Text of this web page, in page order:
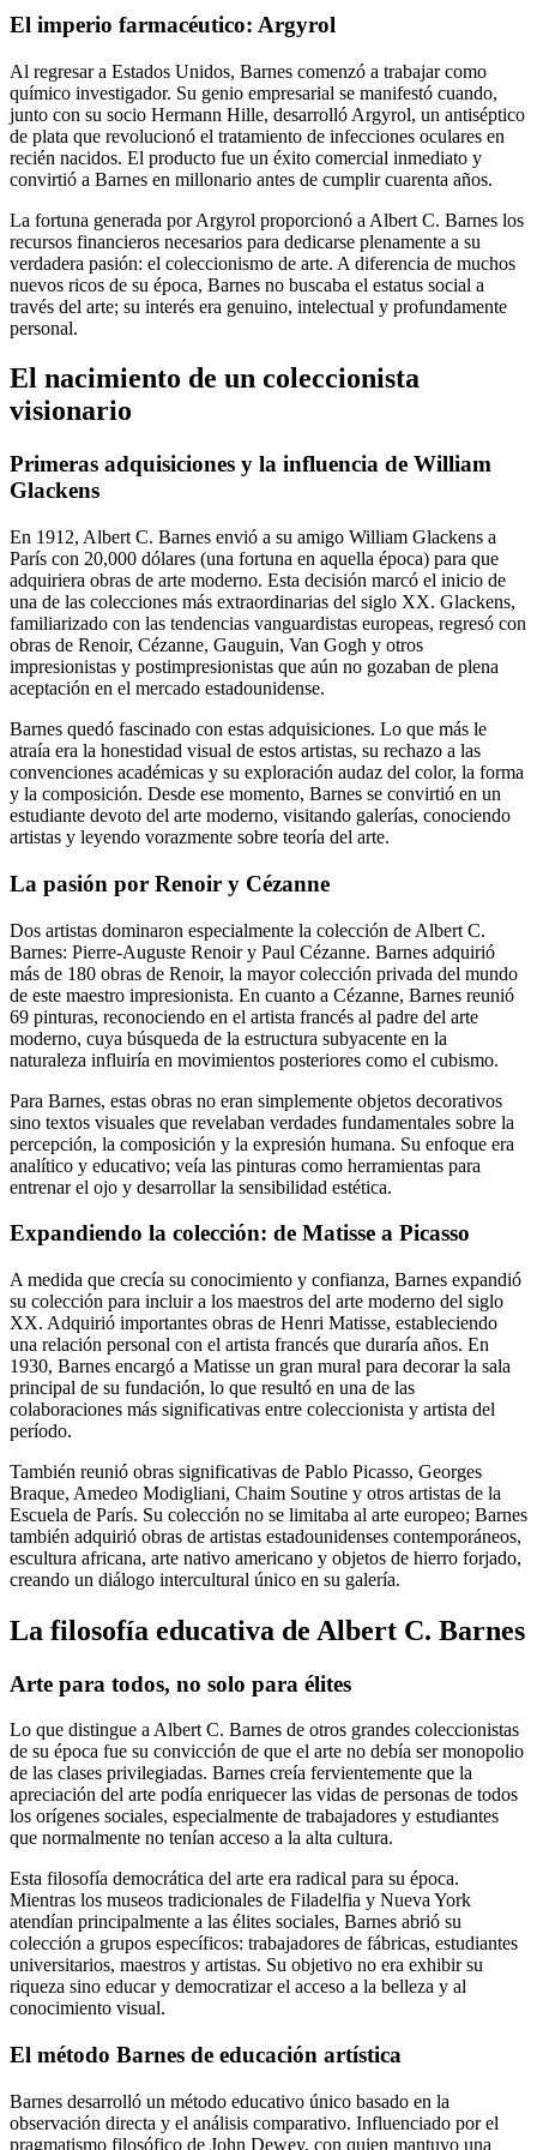
El imperio farmacéutico: Argyrol
Al regresar a Estados Unidos, Barnes comenzó a trabajar como
químico investigador. Su genio empresarial se manifestó cuando,
junto con su socio Hermann Hille, desarrolló Argyrol, un antiséptico
de plata que revolucionó el tratamiento de infecciones oculares en
recién nacidos. El producto fue un éxito comercial inmediato y
convirtió a Barnes en millonario antes de cumplir cuarenta años.
La fortuna generada por Argyrol proporcionó a Albert C. Barnes los
recursos financieros necesarios para dedicarse plenamente a su
verdadera pasión: el coleccionismo de arte. A diferencia de muchos
nuevos ricos de su época, Barnes no buscaba el estatus social a
través del arte; su interés era genuino, intelectual y profundamente
personal.
El nacimiento de un coleccionista
visionario
Primeras adquisiciones y la influencia de William
Glackens
En 1912, Albert C. Barnes envió a su amigo William Glackens a
París con 20,000 dólares (una fortuna en aquella época) para que
adquiriera obras de arte moderno. Esta decisión marcó el inicio de
una de las colecciones más extraordinarias del siglo XX. Glackens,
familiarizado con las tendencias vanguardistas europeas, regresó con
obras de Renoir, Cézanne, Gauguin, Van Gogh y otros
impresionistas y postimpresionistas que aún no gozaban de plena
aceptación en el mercado estadounidense.
Barnes quedó fascinado con estas adquisiciones. Lo que más le
atraía era la honestidad visual de estos artistas, su rechazo a las
convenciones académicas y su exploración audaz del color, la forma
y la composición. Desde ese momento, Barnes se convirtió en un
estudiante devoto del arte moderno, visitando galerías, conociendo
artistas y leyendo vorazmente sobre teoría del arte.
La pasión por Renoir y Cézanne
Dos artistas dominaron especialmente la colección de Albert C.
Barnes: Pierre-Auguste Renoir y Paul Cézanne. Barnes adquirió
más de 180 obras de Renoir, la mayor colección privada del mundo
de este maestro impresionista. En cuanto a Cézanne, Barnes reunió
69 pinturas, reconociendo en el artista francés al padre del arte
moderno, cuya búsqueda de la estructura subyacente en la
naturaleza influiría en movimientos posteriores como el cubismo.
Para Barnes, estas obras no eran simplemente objetos decorativos
sino textos visuales que revelaban verdades fundamentales sobre la
percepción, la composición y la expresión humana. Su enfoque era
analítico y educativo; veía las pinturas como herramientas para
entrenar el ojo y desarrollar la sensibilidad estética.
Expandiendo la colección: de Matisse a Picasso
A medida que crecía su conocimiento y confianza, Barnes expandió
su colección para incluir a los maestros del arte moderno del siglo
XX. Adquirió importantes obras de Henri Matisse, estableciendo
una relación personal con el artista francés que duraría años. En
1930, Barnes encargó a Matisse un gran mural para decorar la sala
principal de su fundación, lo que resultó en una de las
colaboraciones más significativas entre coleccionista y artista del
período.
También reunió obras significativas de Pablo Picasso, Georges
Braque, Amedeo Modigliani, Chaim Soutine y otros artistas de la
Escuela de París. Su colección no se limitaba al arte europeo; Barnes
también adquirió obras de artistas estadounidenses contemporáneos,
escultura africana, arte nativo americano y objetos de hierro forjado,
creando un diálogo intercultural único en su galería.
La filosofía educativa de Albert C. Barnes
Arte para todos, no solo para élites
Lo que distingue a Albert C. Barnes de otros grandes coleccionistas
de su época fue su convicción de que el arte no debía ser monopolio
de las clases privilegiadas. Barnes creía fervientemente que la
apreciación del arte podía enriquecer las vidas de personas de todos
los orígenes sociales, especialmente de trabajadores y estudiantes
que normalmente no tenían acceso a la alta cultura.
Esta filosofía democrática del arte era radical para su época.
Mientras los museos tradicionales de Filadelfia y Nueva York
atendían principalmente a las élites sociales, Barnes abrió su
colección a grupos específicos: trabajadores de fábricas, estudiantes
universitarios, maestros y artistas. Su objetivo no era exhibir su
riqueza sino educar y democratizar el acceso a la belleza y al
conocimiento visual.
El método Barnes de educación artística
Barnes desarrolló un método educativo único basado en la
observación directa y el análisis comparativo. Influenciado por el
pragmatismo filosófico de John Dewey, con quien mantuvo una